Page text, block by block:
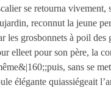
se retourna vivement,
reconnut la jeune
les grosbonnets à poil des
elleet pour son père, la
sans se
élégante quiassiégeait